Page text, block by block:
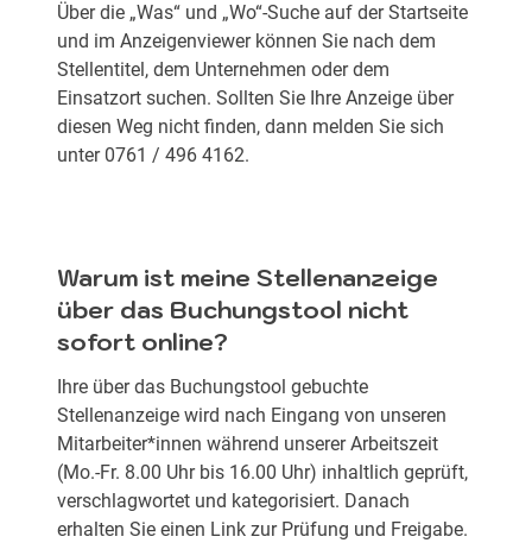
Über die „Was“ und „Wo“-Suche auf der Startseite
und im Anzeigenviewer können Sie nach dem
Stellentitel, dem Unternehmen oder dem
Einsatzort suchen. Sollten Sie Ihre Anzeige über
diesen Weg nicht finden, dann melden Sie sich
unter 0761 / 496 4162.
Warum ist meine Stellenanzeige
über das Buchungstool nicht
sofort online?
Ihre über das Buchungstool gebuchte
Stellenanzeige wird nach Eingang von unseren
Mitarbeiter*innen während unserer Arbeitszeit
(Mo.-Fr. 8.00 Uhr bis 16.00 Uhr) inhaltlich geprüft,
verschlagwortet und kategorisiert. Danach
erhalten Sie einen Link zur Prüfung und Freigabe.